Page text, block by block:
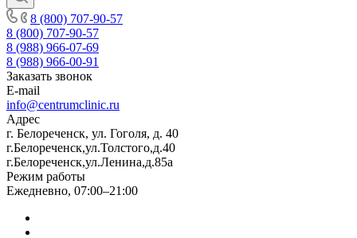
8 (800) 707-90-57
8 (800) 707-90-57
8 (988) 966-07-69
8 (988) 966-00-91
Заказать звонок
E-mail
info@centrumclinic.ru
Адрес
г. Белореченск, ул. Гоголя, д. 40
г.Белореченск,ул.Толстого,д.40
г.Белореченск,ул.Ленина,д.85а
Режим работы
Ежедневно, 07:00–21:00